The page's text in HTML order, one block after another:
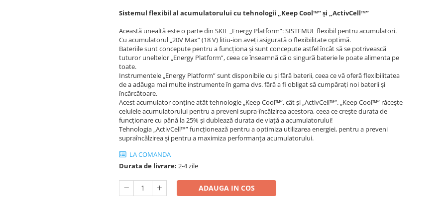
Sistemul flexibil al acumulatorului cu tehnologii „Keep Cool™” şi „ActivCell™”
Această unealtă este o parte din SKIL „Energy Platform”: SISTEMUL flexibil pentru acumulatori.
Cu acumulatorul „20V Max” (18 V) litiu-ion aveţi asigurată o flexibilitate optimă.
Bateriile sunt concepute pentru a funcţiona şi sunt concepute astfel încât să se potrivească
tuturor uneltelor „Energy Platform”, ceea ce înseamnă că o singură baterie le poate alimenta pe
toate.
Instrumentele „Energy Platform” sunt disponibile cu şi fără baterii, ceea ce vă oferă flexibilitatea
de a adăuga mai multe instrumente în gama dvs. fără a fi obligat să cumpăraţi noi baterii şi
încărcătoare.
Acest acumulator conţine atât tehnologie „Keep Cool™”, cât şi „ActivCell™”. „Keep Cool™” răceşte
celulele acumulatorului pentru a preveni supra-încălzirea acestora, ceea ce creşte durata de
funcţionare cu până la 25% şi dublează durata de viaţă a acumulatorului!
Tehnologia „ActivCell™” funcţionează pentru a optimiza utilizarea energiei, pentru a preveni
supraîncălzirea şi pentru a maximiza performanţa acumulatorului.
LA COMANDA
Durata de livrare: 2-4 zile
ADAUGA IN COS